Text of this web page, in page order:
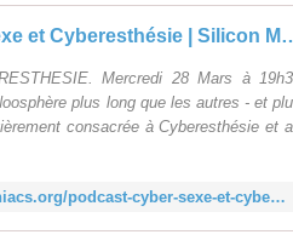
[Podcast] Cyber-Sexe et
Mercredi 28 Mars à
plus long que les autres - et
consacrée à Cyberesthésie et
http://www.siliconmaniacs.org/podcast-cyber-sexe-et-cyberesthesie/